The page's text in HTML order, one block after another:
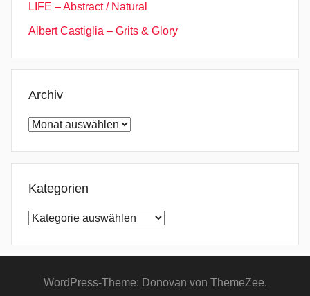
LIFE – Abstract / Natural
Albert Castiglia – Grits & Glory
Archiv
Archiv
Kategorien
Kategorien
WordPress-Theme: Donovan von ThemeZee.